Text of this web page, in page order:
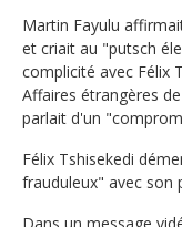
Martin Fayulu
et criait au "putsch
complicité avec Félix
Affaires étrangères
parlait d'un
Félix Tshisekedi
frauduleux" avec son